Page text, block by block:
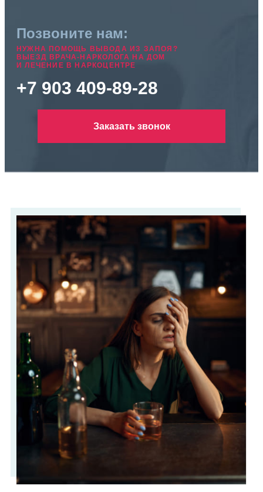
Позвоните нам:
НУЖНА ПОМОЩЬ ВЫВОДА ИЗ ЗАПОЯ?
ВЫЕЗД ВРАЧА-НАРКОЛОГА НА ДОМ
И ЛЕЧЕНИЕ В НАРКОЦЕНТРЕ
+7 903 409-89-28
Заказать звонок